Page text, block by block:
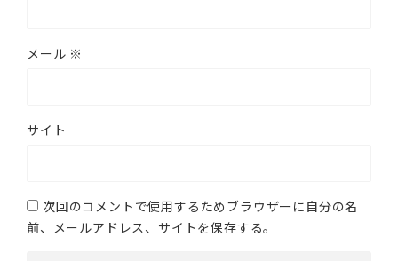
メール ※
サイト
次回のコメントで使用するためブラウザーに自分の名
前、メールアドレス、サイトを保存する。